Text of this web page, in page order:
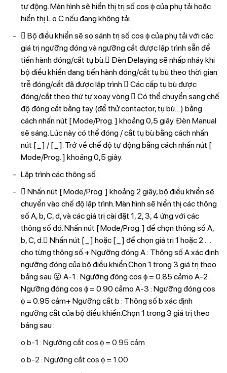
tự động. Màn hình sẽ hiển thị trị số cos ϕ của phụ tải hoặc
hiển thị L o C nếu đang không tải.
 Bộ điều khiển sẽ so sánh trị số cos ϕ của phụ tải với các
giá trị ngưỡng đóng và ngưỡng cắt được lập trình sẵn để
tiến hành đóng/cắt tụ bù. Đèn Delaying sẽ nhấp nháy khi
bộ điều khiển đang tiến hành đóng/cắt tụ bù theo thời gian
trễ đóng/cắt đã được lập trình. Các cấp tụ bù được
đóng/cắt theo thứ tự xoay vòng. Có thể chuyển sang chế
độ đóng cắt bằng tay (để thử contactor, tụ bù…) bằng
cách nhấn nút [ Mode/Prog. ] khoảng 0,5 giây. Đèn Manual
sẽ sáng. Lúc này có thể đóng / cắt tụ bù bằng cách nhấn
nút [ _ ] / [ _ ]. Trở về chế độ tự động bằng cách nhấn nút [
Mode/Prog. ] khoảng 0,5 giây.
Lập trình các thông số :
 Nhấn nút [ Mode/Prog. ] khoảng 2 giây, bộ điều khiển sẽ
chuyển vào chế độ lập trình. Màn hình sẽ hiển thị các thông
số A, b, C, d, và các giá trị cài đặt 1, 2, 3, 4 ứng với các
thông số đó. Nhấn nút [ Mode/Prog. ] để chọn thông số A,
b, C, d. Nhấn nút [ _ ] hoặc [ _ ] để chọn giá trị 1 hoặc 2 . . .
cho từng thông số.+ Ngưỡng đóng A : Thông số A xác định
ngưỡng đóng của bộ điều khiển.Chọn 1 trong 3 giá trị theo
bảng sau 😮 A-1 : Ngưỡng đóng cos ϕ = 0.85 cảmo A-2 :
Ngưỡng đóng cos ϕ = 0.90 cảmo A-3 : Ngưỡng đóng cos
ϕ = 0.95 cảm+ Ngưỡng cắt b : Thông số b xác định
ngưỡng cắt của bộ điều khiển.Chọn 1 trong 3 giá trị theo
bảng sau :
o b-1 : Ngưỡng cắt cos ϕ = 0.95 cảm
o b-2 : Ngưỡng cắt cos ϕ = 1.00